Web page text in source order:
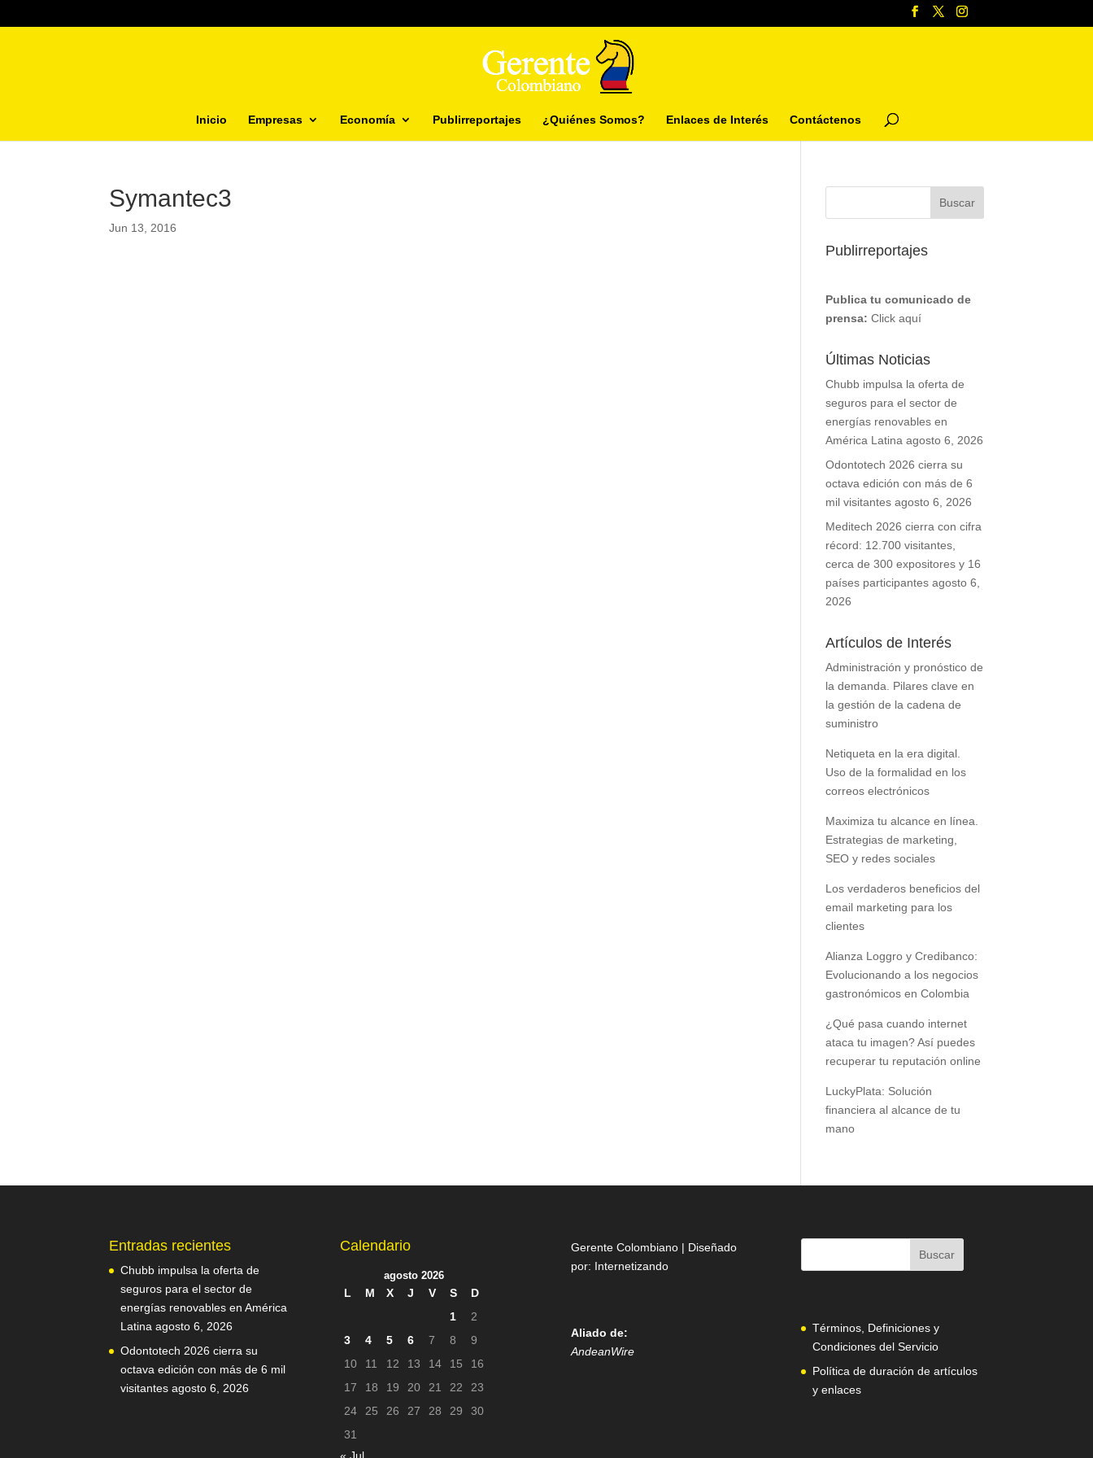
Inicio Empresas Economía Publirreportajes ¿Quiénes Somos? Enlaces de Interés Contáctenos
Symantec3
Jun 13, 2016
Publirreportajes
Publica tu comunicado de
prensa: Click aquí
Últimas Noticias
Chubb impulsa la oferta de
seguros para el sector de
energías renovables en
América Latina agosto 6, 2026
Odontotech 2026 cierra su
octava edición con más de 6
mil visitantes agosto 6, 2026
Meditech 2026 cierra con cifra
récord: 12.700 visitantes,
cerca de 300 expositores y 16
países participantes agosto 6,
2026
Artículos de Interés
Administración y pronóstico de
la demanda. Pilares clave en
la gestión de la cadena de
suministro
Netiqueta en la era digital.
Uso de la formalidad en los
correos electrónicos
Maximiza tu alcance en línea.
Estrategias de marketing,
SEO y redes sociales
Los verdaderos beneficios del
email marketing para los
clientes
Alianza Loggro y Credibanco:
Evolucionando a los negocios
gastronómicos en Colombia
¿Qué pasa cuando internet
ataca tu imagen? Así puedes
recuperar tu reputación online
LuckyPlata: Solución
financiera al alcance de tu
mano
Entradas recientes
Chubb impulsa la oferta de
seguros para el sector de
energías renovables en América
Latina agosto 6, 2026
Odontotech 2026 cierra su
octava edición con más de 6 mil
visitantes agosto 6, 2026
Calendario
agosto 2026
L M X J V S
D
1
2
3
4 5 6 7 8
9
10
11 12 13 14 15
16
17
18 19 20 21 22
23
24
25 26 27 28 29
30
31
« Jul
Gerente Colombiano | Diseñado
por: Internetizando
Aliado de:
AndeanWire
Términos, Definiciones y
Condiciones del Servicio
Política de duración de artículos
y enlaces